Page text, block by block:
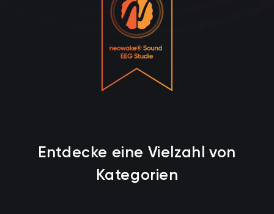
Entdecke eine Vielzahl von
Kategorien